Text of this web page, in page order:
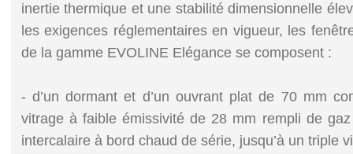
inertie thermique et une stabilité dimensionnelle
les exigences réglementaires en vigueur, les
de la gamme EVOLINE Elégance se composent :
- d’un dormant et d’un ouvrant plat de 70 mm
vitrage à faible émissivité de 28 mm rempli de
intercalaire à bord chaud de série, jusqu’à un triple